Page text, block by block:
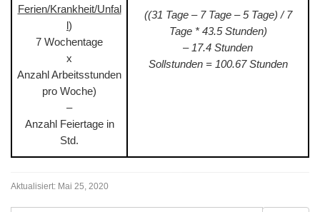
Ferien/Krankheit/Unfal
)
7 Wochentage
x
Anzahl Arbeitsstunden
pro Woche)
–
Anzahl Feiertage in
Std.
((31 Tage – 7 Tage – 5 Tage) / 7
Tage * 43.5 Stunden)
– 17.4 Stunden
Sollstunden = 100.67 Stunden
Aktualisiert: Mai 25, 2020